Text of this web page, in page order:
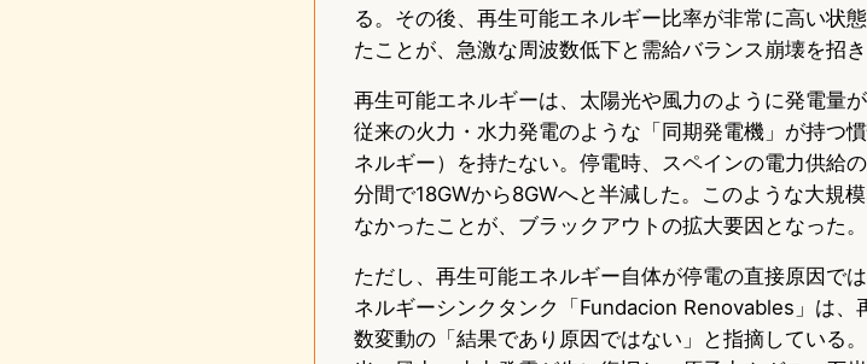
る。その後、再生可能エネルギー比率が非常に高い状
たことが、急激な周波数低下と需給バランス崩壊を招
再生可能エネルギーは、太陽光や風力のように発電量
従来の火力・水力発電のような「同期発電機」が持つ
ネルギー）を持たない。停電時、スペインの電力供給
分間で18GWから8GWへと半減した。このような大規
なかったことが、ブラックアウトの拡大要因となった。
ただし、再生可能エネルギー自体が停電の直接原因で
ネルギーシンクタンク「Fundacion Renovables」は、
数変動の「結果であり原因ではない」と指摘している